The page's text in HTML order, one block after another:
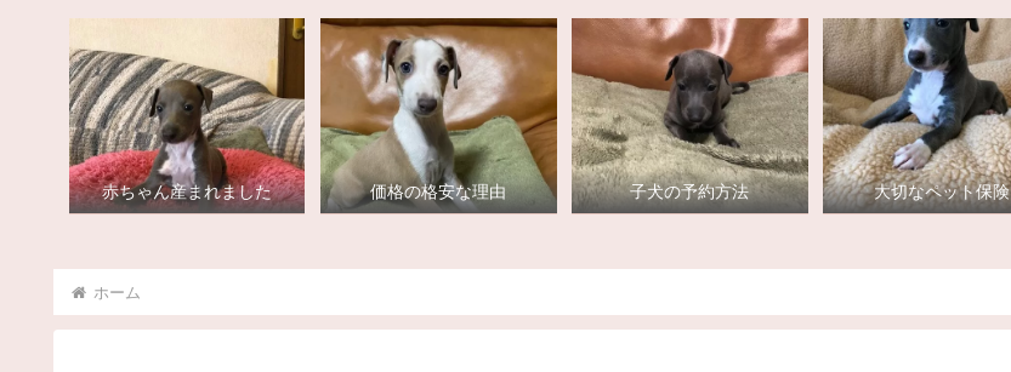
赤ちゃん産まれました 価格の格安な理由 子犬の予約方法 大切なペット保険
ホーム